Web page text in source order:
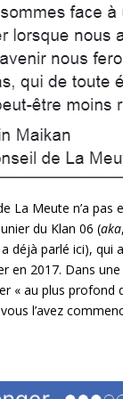
La Meute n’a
du Klan 06 (aka
déjà parlé ici), qui
en 2017. Dans
« au plus
l’avez